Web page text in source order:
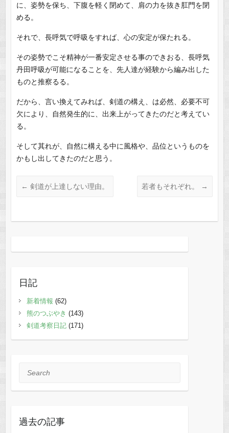
に、姿勢を保ち、下腹を軽く閉めて、肩の力を抜き肛門を閉
める。
それで、長呼気で呼吸をすれば、心の安定が保たれる。
その姿勢でこそ精神が一番安定させる事のできおる、長呼気
丹田呼吸が可能になることを、先人達が経験から編み出した
ものと推察るる。
だから、言い換えてみれば、剣道の構え、は必然、必要不可
欠により、自然発生的に、出来上がってきたのだと考えてい
る。
そして其れが、自然に構える中に風格や、品位というものを
かもし出してきたのだと思う。
← 剣道が上達しない理由。 若者もそれぞれ。 →
日記
新着情報 (62)
熊のつぶやき (143)
剣道考察日記(171)
Search
過去の記事